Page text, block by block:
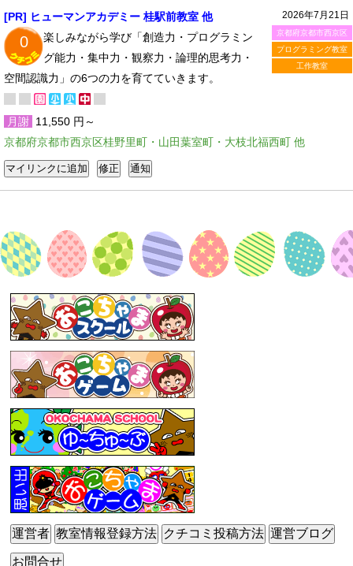
2026年7月21日
京都府京都市西京区
プログラミング教室
工作教室
[PR] ヒューマンアカデミー 桂駅前教室 他
0
楽しみながら学び「創造力・プログラミン
グ能力・集中力・観察力・論理的思考力・
空間認識力」の6つの力を育てていきます。
月謝 11,550 円～
京都府京都市西京区桂野里町・山田葉室町・大枝北福西町 他